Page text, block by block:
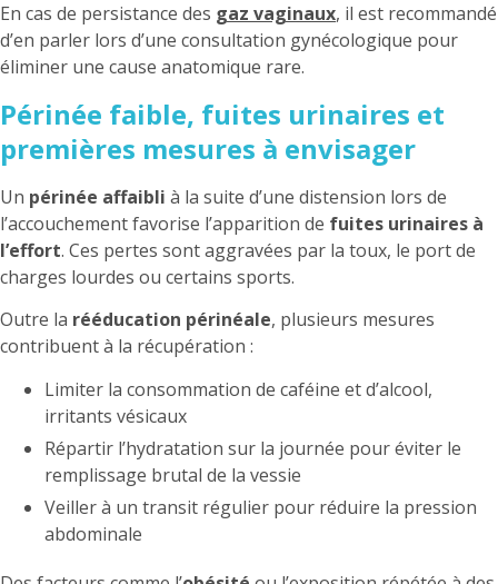
En cas de persistance des gaz vaginaux, il est recommandé
d’en parler lors d’une consultation gynécologique pour
éliminer une cause anatomique rare.
Périnée faible, fuites urinaires et
premières mesures à envisager
Un périnée affaibli à la suite d’une distension lors de
l’accouchement favorise l’apparition de fuites urinaires à
l’effort. Ces pertes sont aggravées par la toux, le port de
charges lourdes ou certains sports.
Outre la rééducation périnéale, plusieurs mesures
contribuent à la récupération :
Limiter la consommation de caféine et d’alcool,
irritants vésicaux
Répartir l’hydratation sur la journée pour éviter le
remplissage brutal de la vessie
Veiller à un transit régulier pour réduire la pression
abdominale